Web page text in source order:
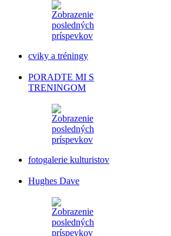
cviky a tréningy
PORADTE MI S
TRENINGOM
fotogalerie kulturistov
Hughes Dave